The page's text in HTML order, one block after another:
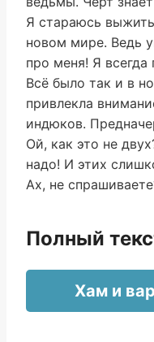
Я стараюсь
новом мире. Ведь
про меня! Я
Всё было так и в
привлекла
индюков.
Ой, как это не
надо! И этих
Ах, не
Полный
Хам и